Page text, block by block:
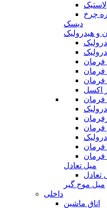
لاستیک
چرخ
دیسک
و هیدرولیک
فرمان
فرمان
اکسل
فرمان
میل تعادل
تعادل
میل موج گیر
داخلی
اتاق ماشین